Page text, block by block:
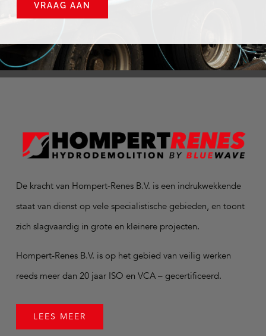
VRAAG AAN
De kracht van Hompert-Renes B.V. is een indrukwekkende
staat van dienst op vele specialistische gebieden, en toont
zich slagvaardig in grote en kleinere projecten.
Hompert-Renes B.V. is op het gebied van veilig werken
reeds meer dan 20 jaar ISO en VCA – gecertificeerd.
LEES MEER